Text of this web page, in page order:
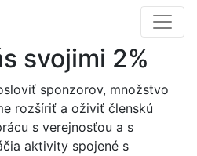
svojimi 2%
sponzorov, množstvo
rozšíriť a oživiť členskú
s verejnosťou a s
aktivity spojené s